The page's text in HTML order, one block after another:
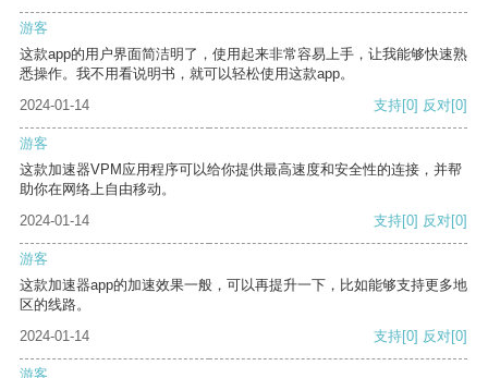
游客
这款app的用户界面简洁明了，使用起来非常容易上手，让我能够快速熟
悉操作。我不用看说明书，就可以轻松使用这款app。
2024-01-14
支持[0] 反对[0]
游客
这款加速器VPM应用程序可以给你提供最高速度和安全性的连接，并帮
助你在网络上自由移动。
2024-01-14
支持[0] 反对[0]
游客
这款加速器app的加速效果一般，可以再提升一下，比如能够支持更多地
区的线路。
2024-01-14
支持[0] 反对[0]
游客